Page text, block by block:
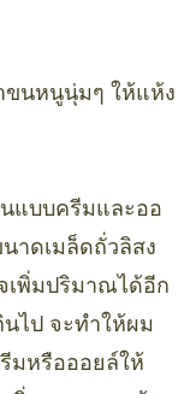
ขนหนูนุ่มๆ ให้แห้ง
แบบครีมและออ
าดเมล็ดถั่วลิสง
เพิ่มปริมาณได้อีก
ไป จะทำให้ผม
มหรือออยล์ให้